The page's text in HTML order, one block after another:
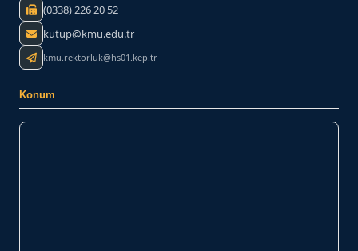
(0338) 226 20 52
kutup@kmu.edu.tr
kmu.rektorluk@hs01.kep.tr
Konum